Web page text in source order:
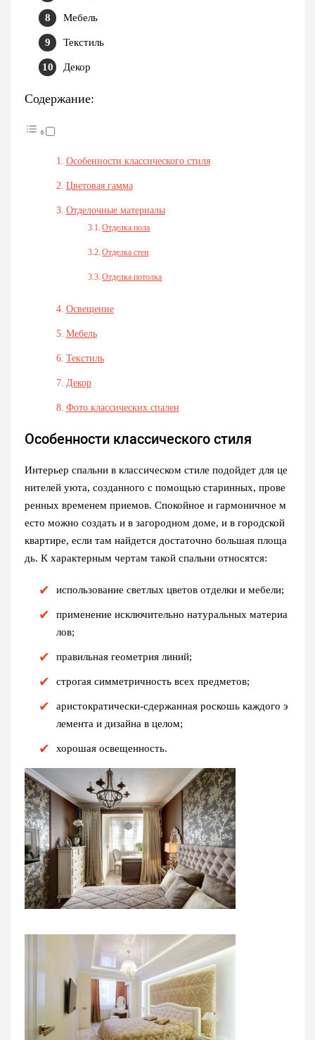
Мебель
Текстиль
Декор
Содержание:
Особенности классического стиля
Цветовая гамма
Отделочные материалы
Отделка пола
Отделка стен
Отделка потолка
Освещение
Мебель
Текстиль
Декор
Фото классических спален
Особенности классического стиля
Интерьер спальни в классическом стиле подойдет для це
нителей уюта, созданного с помощью старинных, прове
ренных временем приемов. Спокойное и гармоничное м
есто можно создать и в загородном доме, и в городской
квартире, если там найдется достаточно большая площа
дь. К характерным чертам такой спальни относятся:
использование светлых цветов отделки и мебели;
применение исключительно натуральных материа
лов;
правильная геометрия линий;
строгая симметричность всех предметов;
аристократически-сдержанная роскошь каждого э
лемента и дизайна в целом;
хорошая освещенность.